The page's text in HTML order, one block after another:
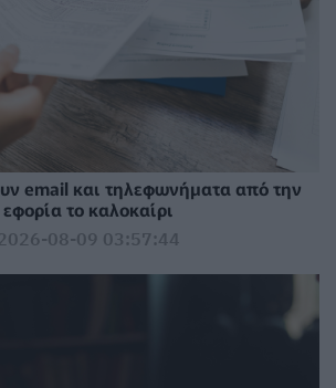
email και τηλεφωνήματα από την
εφορία το καλοκαίρι
08-09 03:57:44